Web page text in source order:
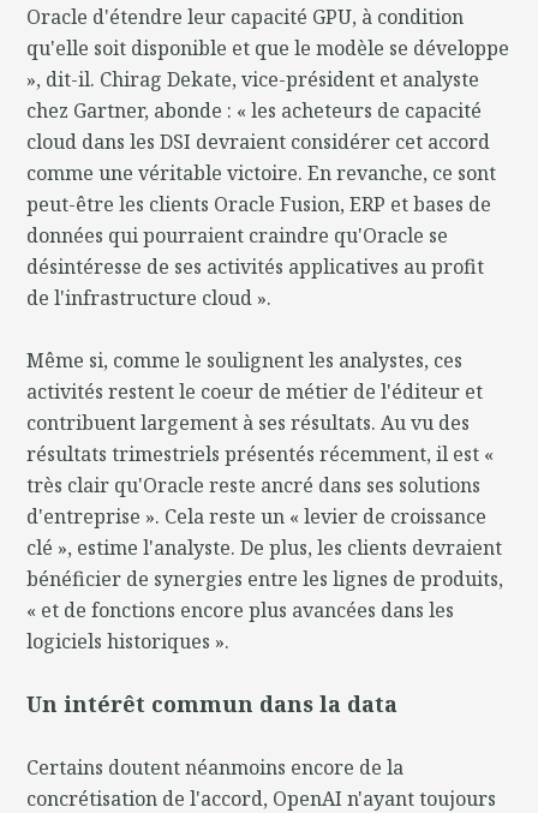
Oracle d'étendre leur capacité GPU, à condition
qu'elle soit disponible et que le modèle se développe
», dit-il. Chirag Dekate, vice-président et analyste
chez Gartner, abonde : « les acheteurs de capacité
cloud dans les DSI devraient considérer cet accord
comme une véritable victoire. En revanche, ce sont
peut-être les clients Oracle Fusion, ERP et bases de
données qui pourraient craindre qu'Oracle se
désintéresse de ses activités applicatives au profit
de l'infrastructure cloud ».
Même si, comme le soulignent les analystes, ces
activités restent le coeur de métier de l'éditeur et
contribuent largement à ses résultats. Au vu des
résultats trimestriels présentés récemment, il est «
très clair qu'Oracle reste ancré dans ses solutions
d'entreprise ». Cela reste un « levier de croissance
clé », estime l'analyste. De plus, les clients devraient
bénéficier de synergies entre les lignes de produits,
« et de fonctions encore plus avancées dans les
logiciels historiques ».
Un intérêt commun dans la data
Certains doutent néanmoins encore de la
concrétisation de l'accord, OpenAI n'ayant toujours